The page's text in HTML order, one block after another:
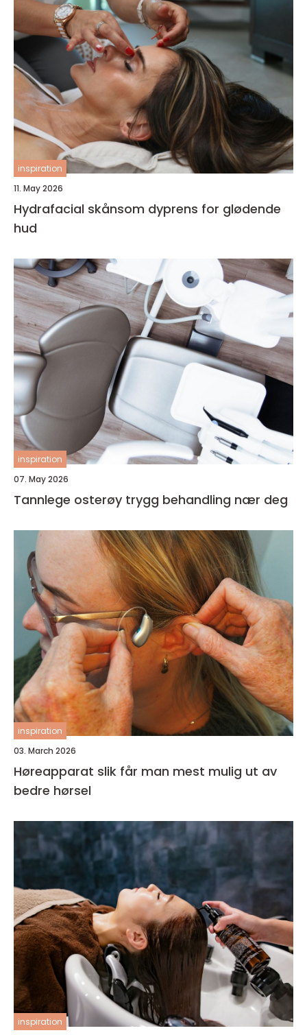
inspiration
11. May 2026
Hydrafacial skånsom dyprens for glødende
hud
inspiration
07. May 2026
Tannlege osterøy trygg behandling nær deg
inspiration
03. March 2026
Høreapparat slik får man mest mulig ut av
bedre hørsel
inspiration